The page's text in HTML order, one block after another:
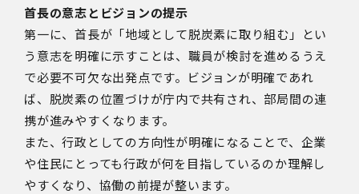
首長の意志とビジョンの提示
第一に、首長が「地域として脱炭素に取り組む」とい
う意志を明確に示すことは、職員が検討を進めるうえ
で必要不可欠な出発点です。ビジョンが明確であれ
ば、脱炭素の位置づけが庁内で共有され、部局間の連
携が進みやすくなります。
また、行政としての方向性が明確になることで、企業
や住民にとっても行政が何を目指しているのか理解し
やすくなり、協働の前提が整います。